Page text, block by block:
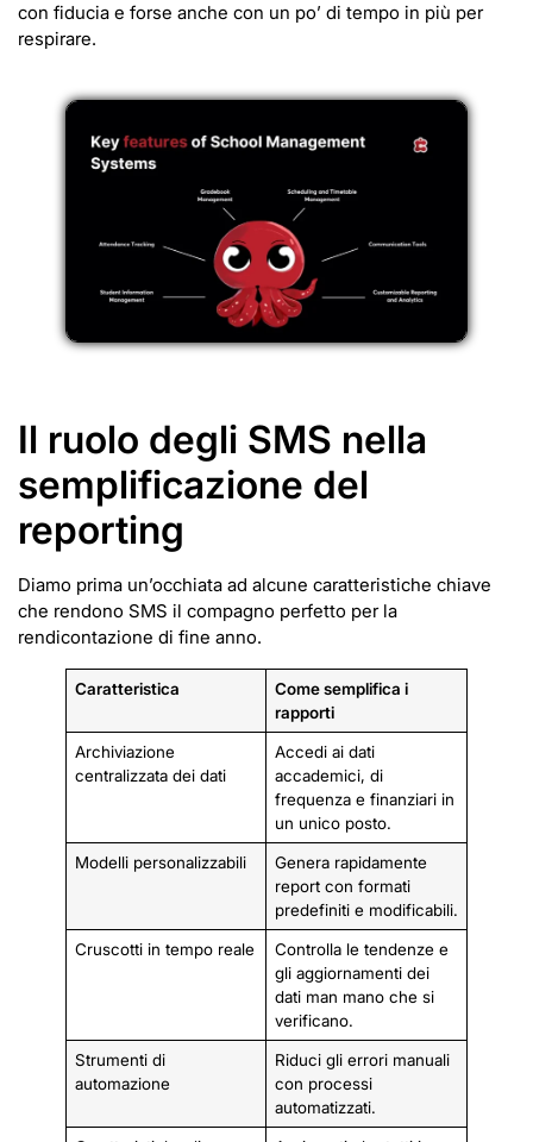
con fiducia e forse anche con un po’ di tempo in più per
respirare.
Il ruolo degli SMS nella
semplificazione del
reporting
Diamo prima un’occhiata ad alcune caratteristiche chiave
che rendono SMS il compagno perfetto per la
rendicontazione di fine anno.
Caratteristica
Come semplifica i
rapporti
Archiviazione
centralizzata dei dati
Accedi ai dati
accademici, di
frequenza e finanziari in
un unico posto.
Modelli personalizzabili
Genera rapidamente
report con formati
predefiniti e modificabili.
Cruscotti in tempo reale
Controlla le tendenze e
gli aggiornamenti dei
dati man mano che si
verificano.
Strumenti di
automazione
Riduci gli errori manuali
con processi
automatizzati.